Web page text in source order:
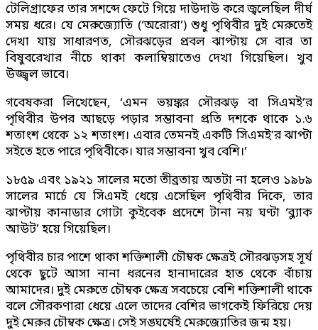
টেলিগ্রাফের তার সশব্দে ফেটে গিয়ে দাউদাউ করে জ্বলেছিল দীর্ঘ
সময় ধরে। যে মেরুজ্যোতি (‘অরোরা’) শুধু পৃথিবীর দুই মেরুতেই
দেখা যায় সাধারণত, সৌরঝড়ের প্রবল ঝাপ্টায় সে বার তা
বিষুবরেখার নীচে থাকা কলাম্বিয়াতেও দেখা গিয়েছিল। খুব
উজ্জ্বল ভাবে।
গবেষকরা লিখেছেন, ‘এমন ভয়ঙ্কর সৌরঝড় বা সিএমই’র
পৃথিবীর উপর আছড়ে পড়ার সম্ভাবনা প্রতি দশকে থাকে ১.৬
শতাংশ থেকে ১২ শতাংশ। এবার তেমনই একটি সিএমই’র ঝাপ্টা
সইতে হতে পারে পৃথিবীকে। যার সম্ভাবনা খুব বেশি।’
১৮৫৯ এবং ১৯২১ সালের মতো তীব্রতায় অতটা না হলেও ১৯৮৯
সালের মার্চে যে সিএমই ধেয়ে এসেছিল পৃথিবীর দিকে, তার
ঝাপ্টায় কানাডার গোটা কুইবেক প্রদেশে টানা নয় ঘণ্টা ‘ব্ল্যাক
আউট’ হয়ে গিয়েছিল।
পৃথিবীর চার পাশে থাকা শক্তিশালী চৌম্বক ক্ষেত্রই সৌরঝড়সহ সূর্য
থেকে ছুটে আসা নানা ধরনের হানাদারের হাত থেকে বাঁচায়
আমাদের। দুই মেরুতে চৌম্বক ক্ষেত্র সবচেয়ে বেশি শক্তিশালী থাকে
বলে সৌরকণারা ধেয়ে এলে তাদের বেশির ভাগকেই ফিরিয়ে দেয়
দুই মেরুর চৌম্বক ক্ষেত্র। সেই সঙ্ঘর্ষেই মেরুজ্যোতির জন্ম হয়।